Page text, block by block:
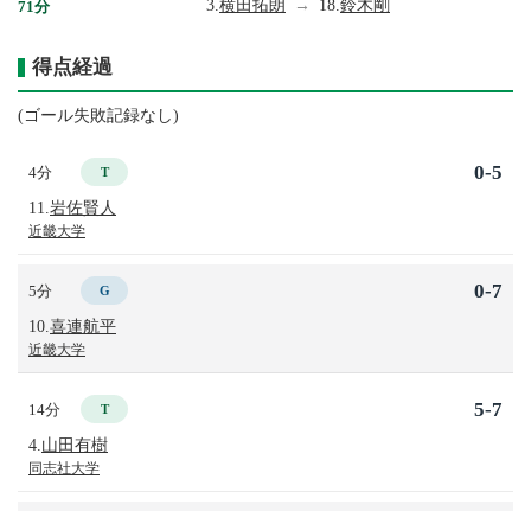
71分 3. 横田拓朗 → 18. 鈴木剛
得点経過
(ゴール失敗記録なし)
4分 T
11. 岩佐賢人
近畿大学
0-5
5分 G
10. 喜連航平
近畿大学
0-7
14分 T
4. 山田有樹
同志社大学
5-7